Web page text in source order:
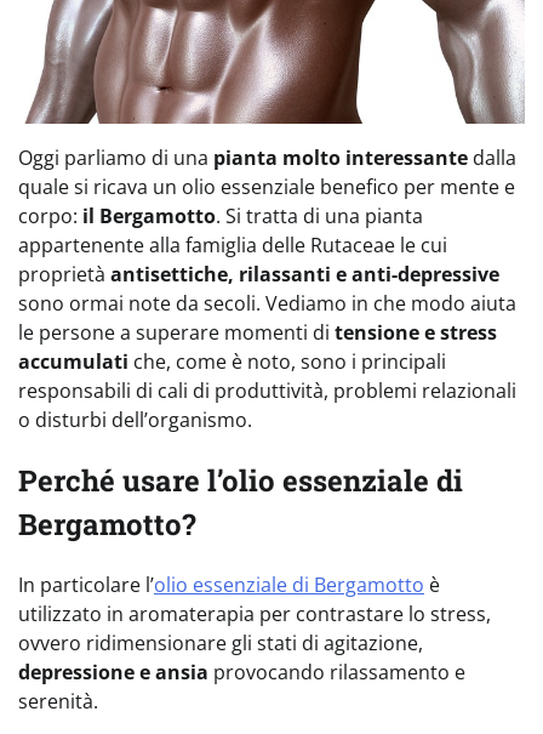
Oggi parliamo di una pianta molto interessante dalla
quale si ricava un olio essenziale benefico per mente e
corpo: il Bergamotto. Si tratta di una pianta
appartenente alla famiglia delle Rutaceae le cui
proprietà antisettiche, rilassanti e anti-depressive
sono ormai note da secoli. Vediamo in che modo aiuta
le persone a superare momenti di tensione e stress
accumulati che, come è noto, sono i principali
responsabili di cali di produttività, problemi relazionali
o disturbi dell’organismo.
Perché usare l’olio essenziale di
Bergamotto?
In particolare l’olio essenziale di Bergamotto è
utilizzato in aromaterapia per contrastare lo stress,
ovvero ridimensionare gli stati di agitazione,
depressione e ansia provocando rilassamento e
serenità.